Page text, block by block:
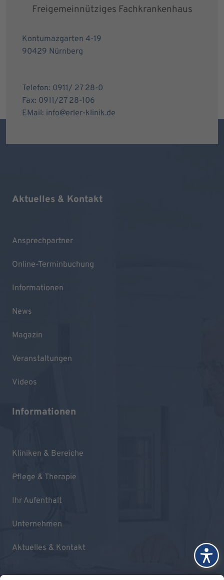
Freigemeinnütziges Fachkrankenhaus
Kontumazgarten 4-19
90429 Nürnberg
Telefon: 0911/ 27 28-0
Fax: 0911/27 28-106
EMail: info@erler-klinik.de
Aktuelles & Kontakt
Ansprechpartner
Online-Terminbuchung
Informationen
News
Magazin
Veranstaltungen
Videos
Informationen
Kliniken & Bereiche
Pflege & Therapie
Ihr Aufenthalt
Unternehmen
Aktuelles & Kontakt